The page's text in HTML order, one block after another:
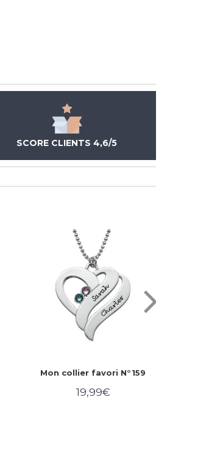
SCORE CLIENTS 4,6/5
Mon collier favori N°159
Prix
19,99€